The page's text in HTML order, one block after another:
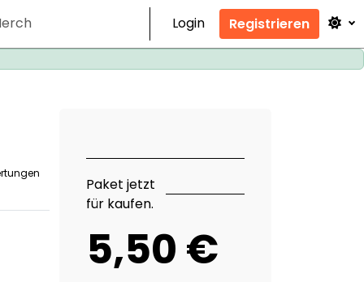
Login Registrieren
Paket jetzt
für kaufen.
5,50 €